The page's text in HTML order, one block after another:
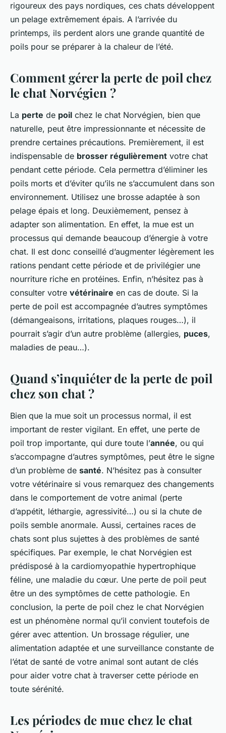
rigoureux des pays nordiques, ces chats développent
un pelage extrêmement épais. A l’arrivée du
printemps, ils perdent alors une grande quantité de
poils pour se préparer à la chaleur de l’été.
Comment gérer la perte de poil chez
le chat Norvégien ?
La perte de poil chez le chat Norvégien, bien que
naturelle, peut être impressionnante et nécessite de
prendre certaines précautions. Premièrement, il est
indispensable de brosser régulièrement votre chat
pendant cette période. Cela permettra d’éliminer les
poils morts et d’éviter qu’ils ne s’accumulent dans son
environnement. Utilisez une brosse adaptée à son
pelage épais et long. Deuxièmement, pensez à
adapter son alimentation. En effet, la mue est un
processus qui demande beaucoup d’énergie à votre
chat. Il est donc conseillé d’augmenter légèrement les
rations pendant cette période et de privilégier une
nourriture riche en protéines. Enfin, n’hésitez pas à
consulter votre vétérinaire en cas de doute. Si la
perte de poil est accompagnée d’autres symptômes
(démangeaisons, irritations, plaques rouges…), il
pourrait s’agir d’un autre problème (allergies, puces,
maladies de peau…).
Quand s’inquiéter de la perte de poil
chez son chat ?
Bien que la mue soit un processus normal, il est
important de rester vigilant. En effet, une perte de
poil trop importante, qui dure toute l’année, ou qui
s’accompagne d’autres symptômes, peut être le signe
d’un problème de santé. N’hésitez pas à consulter
votre vétérinaire si vous remarquez des changements
dans le comportement de votre animal (perte
d’appétit, léthargie, agressivité…) ou si la chute de
poils semble anormale. Aussi, certaines races de
chats sont plus sujettes à des problèmes de santé
spécifiques. Par exemple, le chat Norvégien est
prédisposé à la cardiomyopathie hypertrophique
féline, une maladie du cœur. Une perte de poil peut
être un des symptômes de cette pathologie. En
conclusion, la perte de poil chez le chat Norvégien
est un phénomène normal qu’il convient toutefois de
gérer avec attention. Un brossage régulier, une
alimentation adaptée et une surveillance constante de
l’état de santé de votre animal sont autant de clés
pour aider votre chat à traverser cette période en
toute sérénité.
Les périodes de mue chez le chat